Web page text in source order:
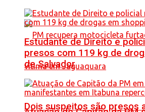
Dois suspeitos são presos
Estudante de Direito e
presos com 119 kg de
de Salvador